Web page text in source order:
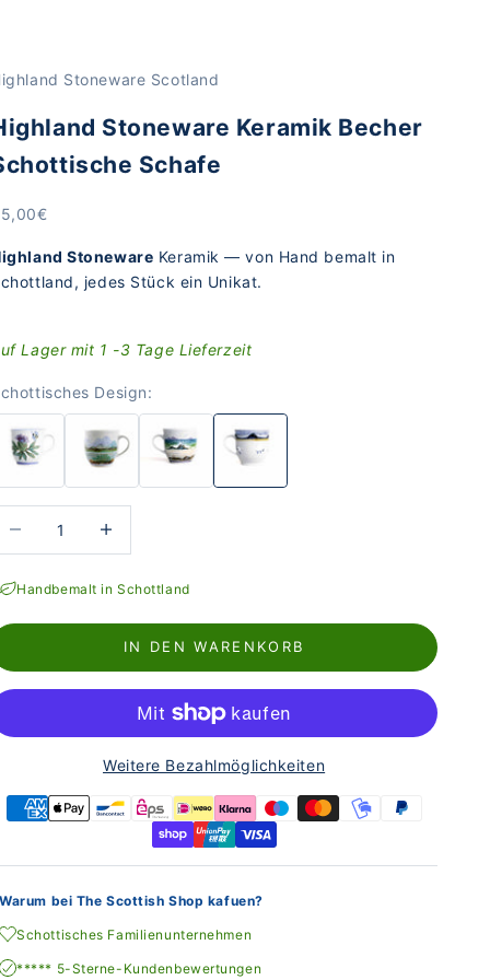
Stoneware Scotland
Stoneware Keramik Becher
Schafe
Stoneware Keramik — von Hand bemalt in
jedes Stück ein Unikat.
Lager mit 1 -3 Tage Lieferzeit
Design:
Handbemalt in Schottland
IN DEN WARENKORB
Weitere Bezahlmöglichkeiten
Warum bei The Scottish Shop kafuen?
Schottisches Familienunternehmen
***** 5-Sterne-Kundenbewertungen